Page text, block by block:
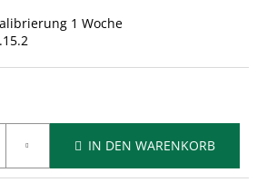
1 Woche
IN DEN WARENKORB